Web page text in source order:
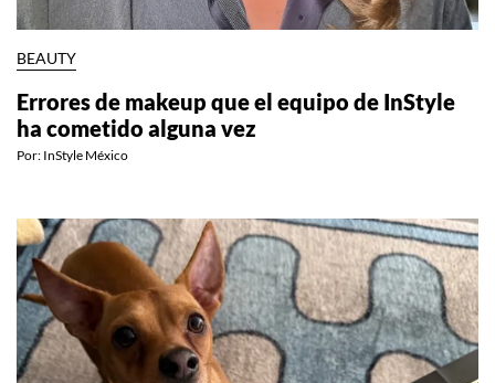
BEAUTY
Errores de makeup que el equipo de InStyle
ha cometido alguna vez
Por: InStyle México